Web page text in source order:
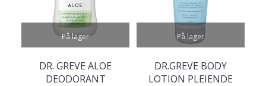
På lager
DR. GREVE ALOE
DEODORANT
På lager
DR.GREVE BODY
LOTION PLEIENDE